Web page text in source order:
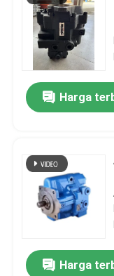
Harga
Harga